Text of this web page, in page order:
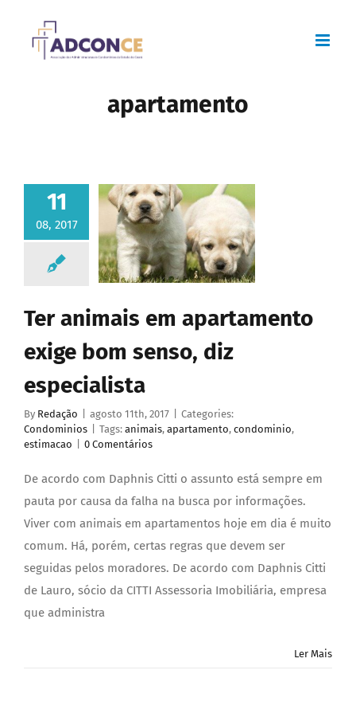
content
apartamento
11
08, 2017
Ter animais em apartamento
exige bom senso, diz
especialista
By Redação agosto 11th, 2017
Categories:
Condominios
Tags: animais, apartamento, condominio,
estimacao
0 Comentários
De acordo com Daphnis Citti o assunto está sempre em
pauta por causa da falha na busca por informações.
Viver com animais em apartamentos hoje em dia é muito
comum. Há, porém, certas regras que devem ser
seguidas pelos moradores. De acordo com Daphnis Citti
de Lauro, sócio da CITTI Assessoria Imobiliária, empresa
que administra
Ler Mais